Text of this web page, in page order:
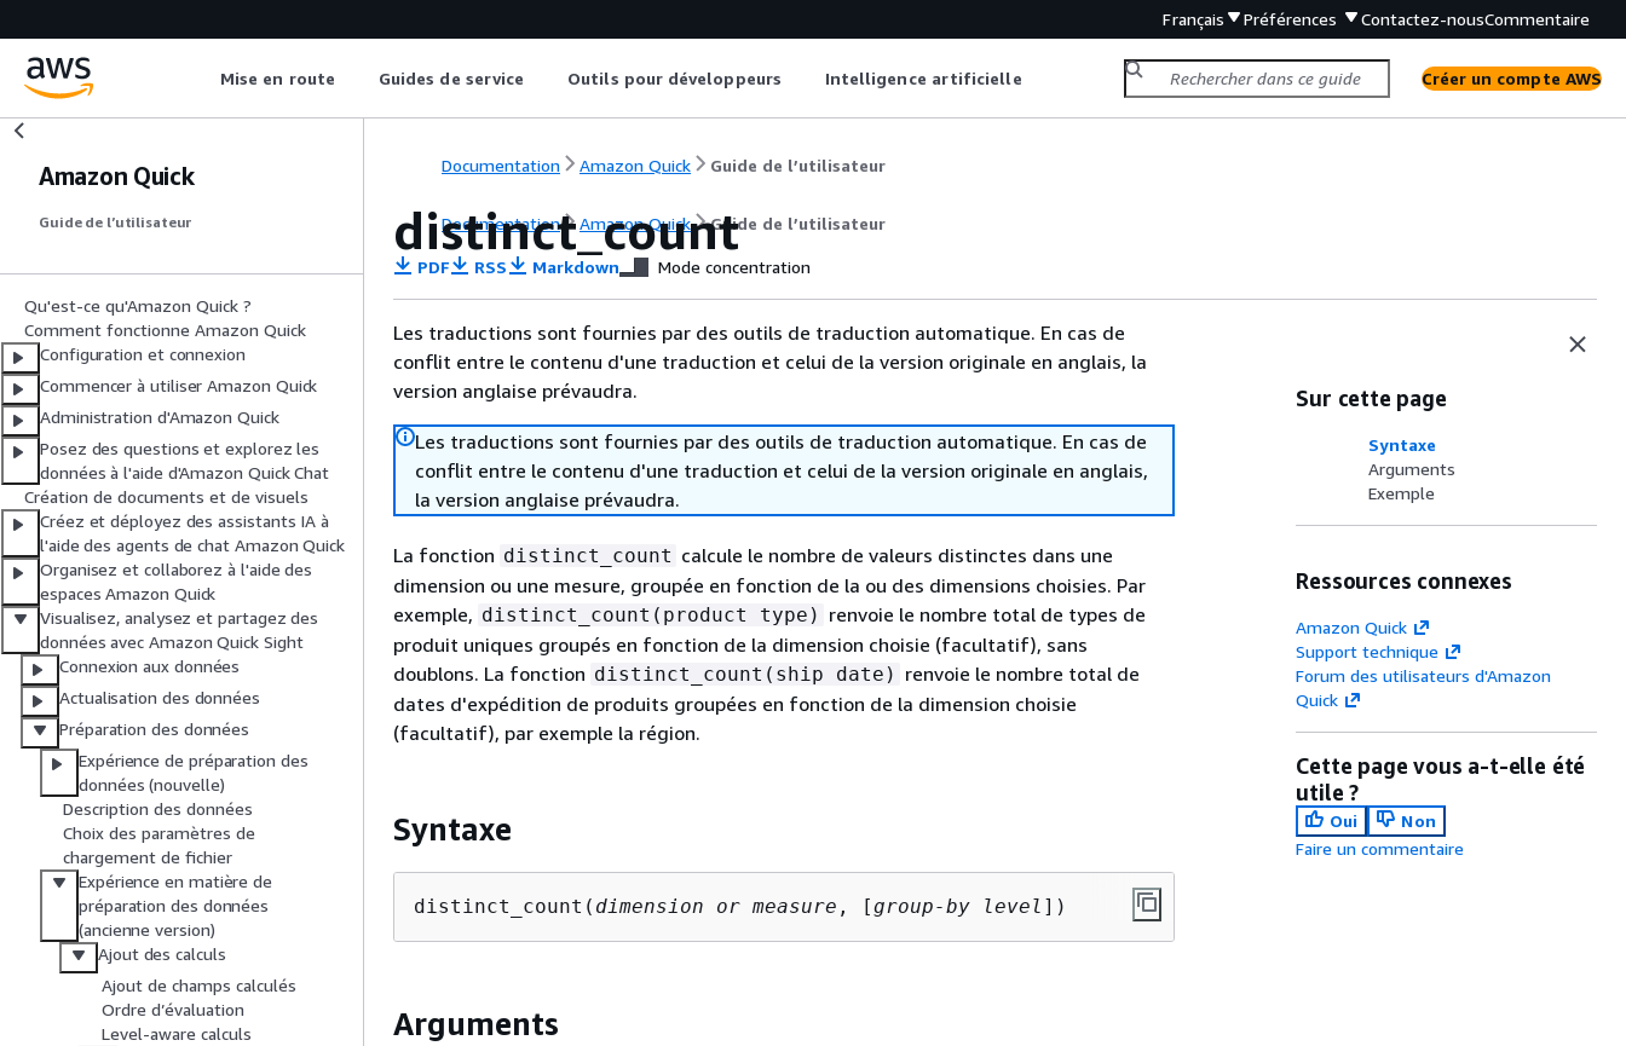
Français Préférences Contactez-nousCommentaire
Mise en route Guides de service Outils pour développeurs Intelligence artificielle Créer un compte AWS
Amazon Quick
Guide de l’utilisateur
Qu'est-ce qu'Amazon Quick ?
Comment fonctionne Amazon Quick
Configuration et connexion
Commencer à utiliser Amazon Quick
Administration d'Amazon Quick
Posez des questions et explorez les
données à l'aide d'Amazon Quick Chat
Création de documents et de visuels
Créez et déployez des assistants IA à
l'aide des agents de chat Amazon Quick
Organisez et collaborez à l'aide des
espaces Amazon Quick
Visualisez, analysez et partagez des
données avec Amazon Quick Sight
Connexion aux données
Actualisation des données
Préparation des données
Expérience de préparation des
données (nouvelle)
Description des données
Choix des paramètres de
chargement de fichier
Expérience en matière de
préparation des données
(ancienne version)
Ajout des calculs
Ajout de champs calculés
Ordre d’évaluation
Level-aware calculs
Documentation Amazon Quick Guide de l’utilisateur
Documentation Amazon Quick Guide de l’utilisateur
distinct_count
PDF RSS Markdown Mode concentration
Les traductions sont fournies par des outils de traduction automatique. En cas de
conflit entre le contenu d'une traduction et celui de la version originale en anglais, la
version anglaise prévaudra.
Les traductions sont fournies par des outils de traduction automatique. En cas de
conflit entre le contenu d'une traduction et celui de la version originale en anglais,
la version anglaise prévaudra.
La fonction distinct_count calcule le nombre de valeurs distinctes dans une
dimension ou une mesure, groupée en fonction de la ou des dimensions choisies. Par
exemple, distinct_count(product type) renvoie le nombre total de types de
produit uniques groupés en fonction de la dimension choisie (facultatif), sans
doublons. La fonction distinct_count(ship date) renvoie le nombre total de
dates d'expédition de produits groupées en fonction de la dimension choisie
(facultatif), par exemple la région.
Syntaxe
distinct_count( dimension or measure , [group-by level ])
Arguments
Sur cette page
Syntaxe
Arguments
Exemple
Ressources connexes
Amazon Quick
Support technique
Forum des utilisateurs d'Amazon
Quick
Cette page vous a-t-elle été
utile ?
Oui
Non
Faire un commentaire